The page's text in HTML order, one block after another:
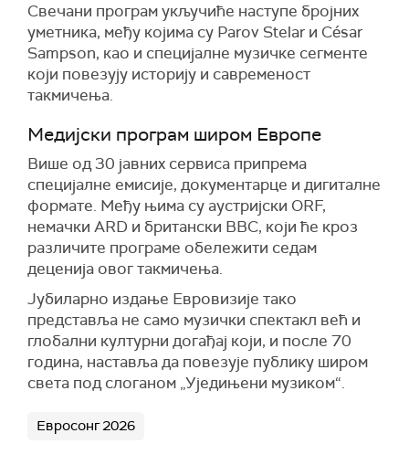
Свечани програм укључиће наступе бројних
уметника, међу којима су Parov Stelar и César
Sampson, као и специјалне музичке сегменте
који повезују историју и савременост
такмичења.
Медијски програм широм Европе
Више од 30 јавних сервиса припрема
специјалне емисије, документарце и дигиталне
формате. Међу њима су аустријски ORF,
немачки ARD и британски BBC, који ће кроз
различите програме обележити седам
деценија овог такмичења.
Јубиларно издање Евровизије тако
представља не само музички спектакл већ и
глобални културни догађај који, и после 70
година, наставља да повезује публику широм
света под слоганом „Уједињени музиком“.
Евросонг 2026